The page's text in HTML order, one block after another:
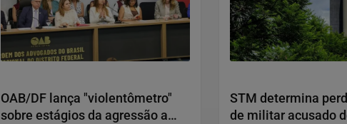
OAB/DF lança "violentômetro"
sobre estágios da agressão a
STM determina
de militar acusado